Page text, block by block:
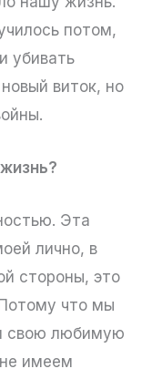
потом,
убивать
виток, но
Эта
лично, в
стороны, это
что мы
свою любимую
имеем